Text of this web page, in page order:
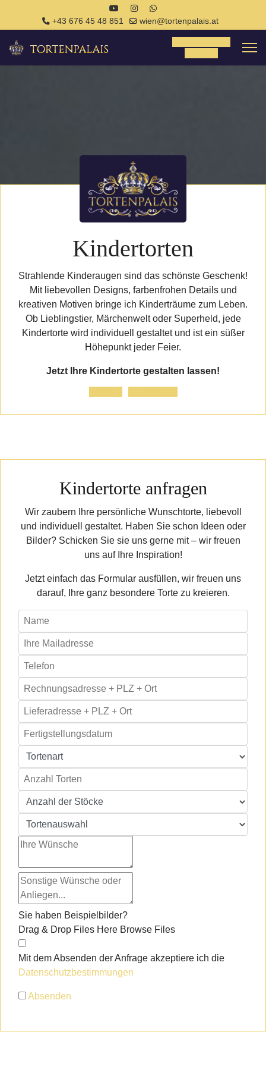
+43 676 45 48 851 wien@tortenpalais.at
Kindertorten
Strahlende Kinderaugen sind das schönste Geschenk!
Mit liebevollen Designs, farbenfrohen Details und
kreativen Motiven bringe ich Kinderträume zum Leben.
Ob Lieblingstier, Märchenwelt oder Superheld, jede
Kindertorte wird individuell gestaltet und ist ein süßer
Höhepunkt jeder Feier.
Jetzt Ihre Kindertorte gestalten lassen!
Kindertorte anfragen
Wir zaubern Ihre persönliche Wunschtorte, liebevoll
und individuell gestaltet. Haben Sie schon Ideen oder
Bilder? Schicken Sie sie uns gerne mit – wir freuen
uns auf Ihre Inspiration!
Jetzt einfach das Formular ausfüllen, wir freuen uns
darauf, Ihre ganz besondere Torte zu kreieren.
Sie haben Beispielbilder?
Drag & Drop Files Here Browse Files
Mit dem Absenden der Anfrage akzeptiere ich die
Datenschutzbestimmungen
Absenden